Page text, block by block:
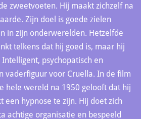
zweetvoeten. Hij maakt zichzelf na
Zijn doel is goede zielen
in zijn onderwerelden. Hetzelfde
telkens dat hij goed is, maar hij
psychopatisch en
vaderfiguur voor Cruella. In de film
hele wereld na 1950 gelooft dat hij
een hypnose te zijn. Hij doet zich
achtige organisatie en bespeeld